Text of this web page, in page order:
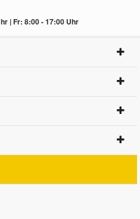
| Fr: 8:00 - 17:00 Uhr